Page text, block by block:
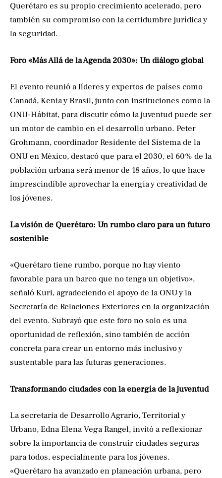
Querétaro es su propio crecimiento acelerado, pero
también su compromiso con la certidumbre jurídica y
la seguridad.
Foro «Más Allá de la Agenda 2030»: Un diálogo global
El evento reunió a líderes y expertos de países como
Canadá, Kenia y Brasil, junto con instituciones como la
ONU-Hábitat, para discutir cómo la juventud puede ser
un motor de cambio en el desarrollo urbano. Peter
Grohmann, coordinador Residente del Sistema de la
ONU en México, destacó que para el 2030, el 60% de la
población urbana será menor de 18 años, lo que hace
imprescindible aprovechar la energía y creatividad de
los jóvenes.
La visión de Querétaro: Un rumbo claro para un futuro
sostenible
«Querétaro tiene rumbo, porque no hay viento
favorable para un barco que no tenga un objetivo»,
señaló Kuri, agradeciendo el apoyo de la ONU y la
Secretaría de Relaciones Exteriores en la organización
del evento. Subrayó que este foro no solo es una
oportunidad de reflexión, sino también de acción
concreta para crear un entorno más inclusivo y
sustentable para las futuras generaciones.
Transformando ciudades con la energía de la juventud
La secretaria de Desarrollo Agrario, Territorial y
Urbano, Edna Elena Vega Rangel, invitó a reflexionar
sobre la importancia de construir ciudades seguras
para todos, especialmente para los jóvenes.
«Querétaro ha avanzado en planeación urbana, pero